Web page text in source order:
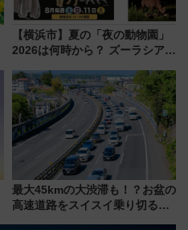
【横浜市】夏の「夜の動物園」
2026は何時から？ ズーラシア・
見どころ、限定イベントを徹底
解説！
最大45kmの大渋滞も！？お盆の
高速道路をスイスイ乗り切る快